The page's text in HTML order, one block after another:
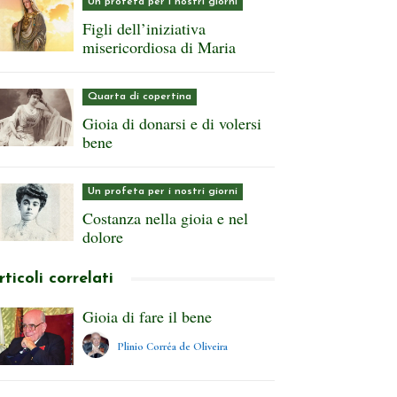
Figli dell’iniziativa
misericordiosa di Maria
Quarta di copertina
Gioia di donarsi e di volersi
bene
Un profeta per i nostri giorni
Costanza nella gioia e nel
dolore
correlati
Gioia di fare il bene
Plinio Corrêa de Oliveira